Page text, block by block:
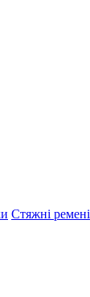
Стяжні ремені